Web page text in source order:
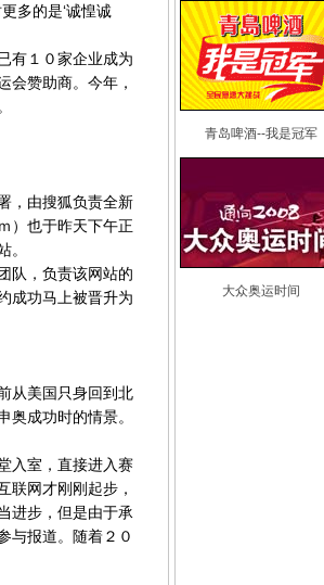
多的是‘诚惶诚
有１０家企业成为
会赞助商。今年，
，由搜狐负责全新
）也于昨天下午正
。
队，负责该网站的
成功马上被晋升为
从美国只身回到北
成功时的情景。
入室，直接进入赛
联网才刚刚起步，
进步，但是由于承
与报道。随着２０
青岛啤酒--我是冠军
大众奥运时间